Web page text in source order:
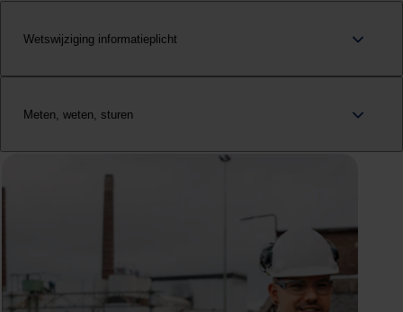
Wetswijziging informatieplicht
Meten, weten, sturen